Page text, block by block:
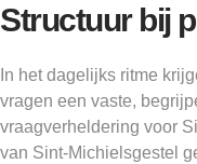
Structuur bij
In het dagelijks ritme
vragen een vaste,
vraagverheldering voor
van Sint-Michielsgestel